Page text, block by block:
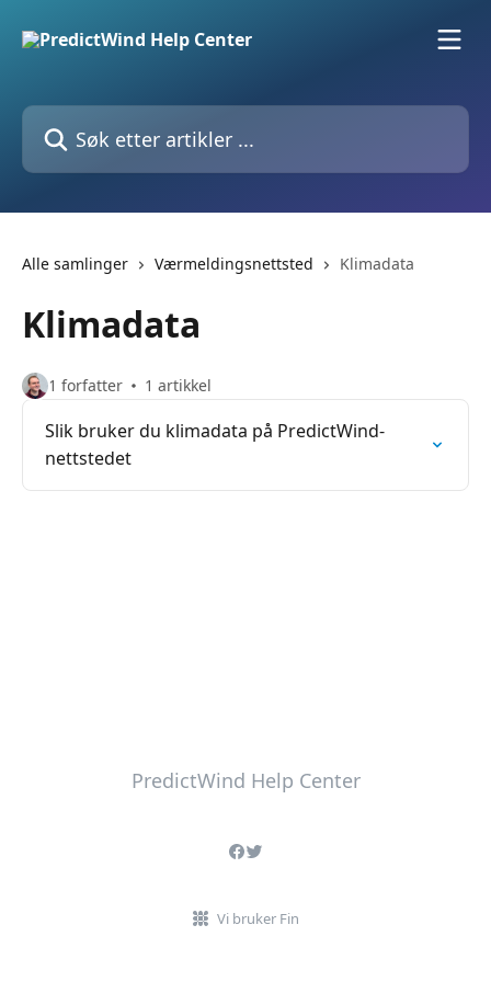
Søk etter artikler ...
Alle samlinger Værmeldingsnettsted Klimadata
Klimadata
1 forfatter 1 artikkel
Slik bruker du klimadata på PredictWind-
nettstedet
PredictWind Help Center
Vi bruker Fin